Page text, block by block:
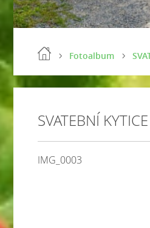
Fotoalbum
SVATEBNÍ
IMG_0003